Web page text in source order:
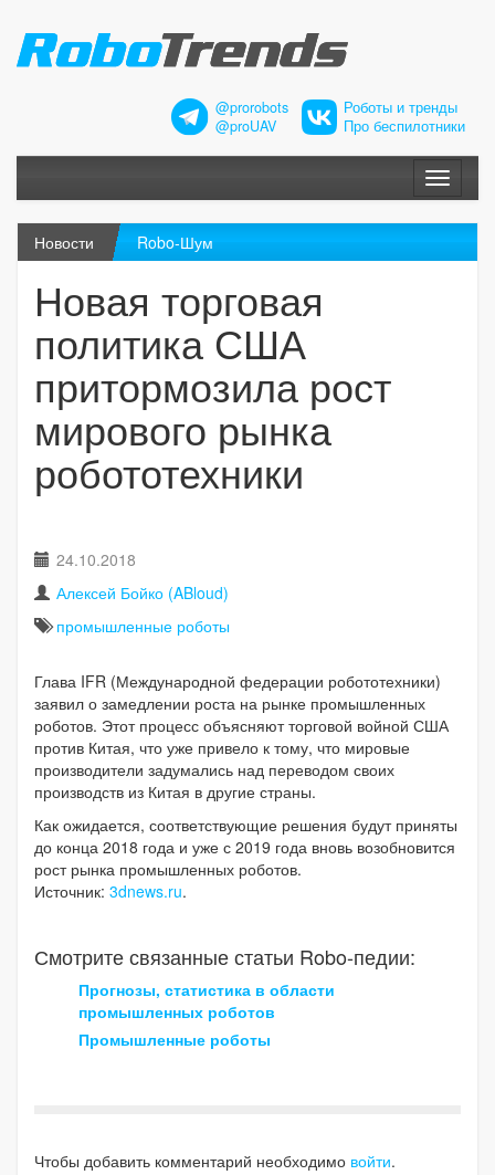
@prorobots
@proUAV
Роботы и тренды
Про беспилотники
Меню
Новости Robo-Шум
Новая торговая
политика США
притормозила рост
мирового рынка
робототехники
24.10.2018
Алексей Бойко (ABloud)
промышленные роботы
Глава IFR (Международной федерации робототехники)
заявил о замедлении роста на рынке промышленных
роботов. Этот процесс объясняют торговой войной США
против Китая, что уже привело к тому, что мировые
производители задумались над переводом своих
производств из Китая в другие страны.
Как ожидается, соответствующие решения будут приняты
до конца 2018 года и уже с 2019 года вновь возобновится
рост рынка промышленных роботов.
Источник: 3dnews.ru.
Смотрите связанные статьи Robo-педии:
Прогнозы, статистика в области
промышленных роботов
Промышленные роботы
Чтобы добавить комментарий необходимо войти.